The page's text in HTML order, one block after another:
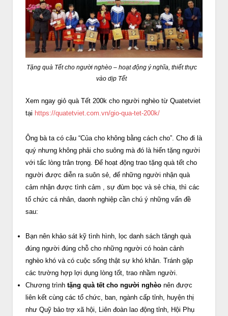
Tặng quà Tết cho người nghèo – hoạt động ý nghĩa, thiết thực
vào dịp Tết
Xem ngay giỏ quà Tết 200k cho người nghèo từ Quatetviet
tại https://quatetviet.com.vn/gio-qua-tet-200k/
Ông bà ta có câu “Của cho không bằng cách cho”. Cho đi là
quý nhưng không phải cho suông mà đó là hiến tặng người
với tấc lòng trân trọng. Để hoạt động trao tặng quà tết cho
người được diễn ra suôn sẻ, để những người nhận quà
cảm nhận được tình cảm , sự đùm bọc và sẻ chia, thì các
tổ chức cá nhân, daonh nghiệp cần chú ý những vấn đề
sau:
Bạn nên khảo sát kỹ tình hình, lọc danh sách tăngh quà
đúng người đúng chỗ cho những người có hoàn cảnh
nghèo khó và có cuộc sống thật sự khó khăn. Tránh gặp
các trường hợp lợi dụng lòng tốt, trao nhầm người.
Chương trình tặng quà tết cho người nghèo nên được
liên kết cùng các tổ chức, ban, ngành cấp tỉnh, huyện thị
như Quỹ bảo trợ xã hội, Liên đoàn lao động tỉnh, Hội Phụ